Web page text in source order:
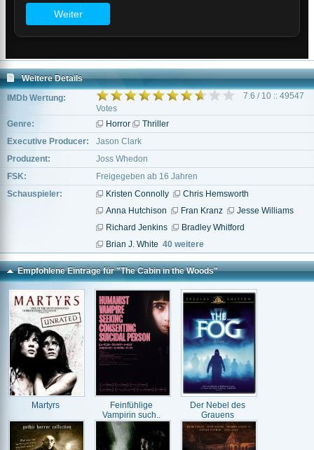
Weitere Details
IMDb Wertung:
7.6 / 10 :: 49547
Votes
Genre:
Horror
Thriller
Executive Producer:
Jason Clark
Produzent:
Joss Whedon
FSK:
Freigegeben ab 16 Jahren
Schauspieler:
Kristen Connolly
Chris Hemsworth
Anna Hutchison
Fran Kranz
Jesse Williams
Richard Jenkins
Bradley Whitford
Brian J. White 40 weitere
Empfohlene Einträge für "The Cabin in the Woods"
Martyrs
Feinfühlige
Vampirin such..
Der Nebel des
Grauens